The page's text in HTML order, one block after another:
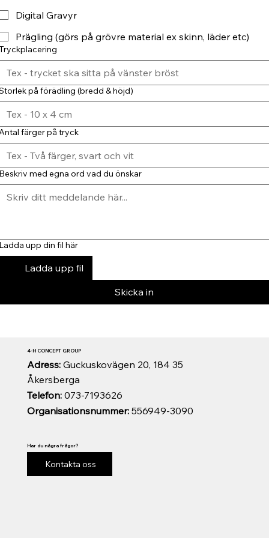
Digital Gravyr
Prägling (görs på grövre material ex skinn, läder etc)
på förädling (bredd & höjd)
färger på tryck
med egna ord vad du önskar
upp din fil här
Ladda upp fil
Skicka in
Organisationsnummer:556949-3090
Telefon:073-7193626
Adress: Guckuskovägen 20, 184 35
Åkersberga
4-H CONCEPT GROUP
Har du några frågor?
Kontakta oss